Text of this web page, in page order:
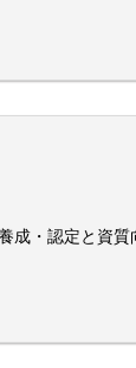
成・認定と資